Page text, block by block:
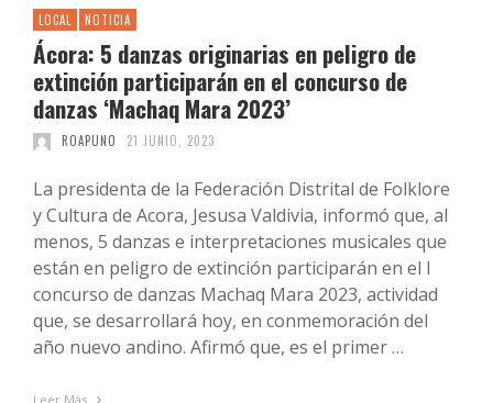
LOCAL NOTICIA
Ácora: 5 danzas originarias en peligro de
extinción participarán en el concurso de
danzas ‘Machaq Mara 2023’
ROAPUNO 21 JUNIO, 2023
La presidenta de la Federación Distrital de Folklore
y Cultura de Acora, Jesusa Valdivia, informó que, al
menos, 5 danzas e interpretaciones musicales que
están en peligro de extinción participarán en el I
concurso de danzas Machaq Mara 2023, actividad
que, se desarrollará hoy, en conmemoración del
año nuevo andino. Afirmó que, es el primer …
Leer Más